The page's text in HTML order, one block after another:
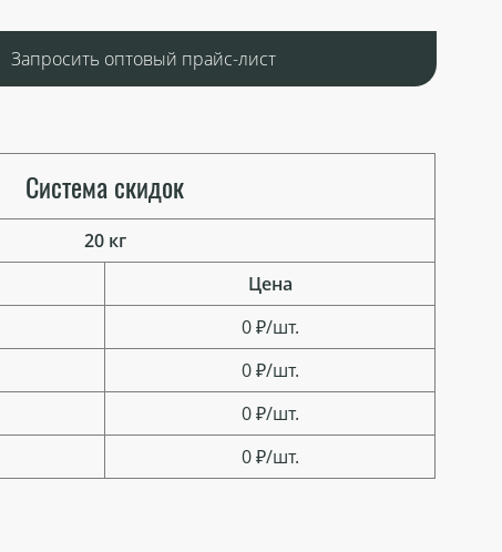
Запросить оптовый прайс-лист
Система скидок
20 кг
Цена
0 ₽/шт.
0 ₽/шт.
0 ₽/шт.
0 ₽/шт.